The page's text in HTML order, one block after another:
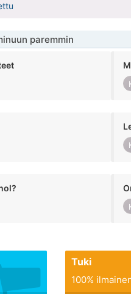
paremmin
Tuki
100%